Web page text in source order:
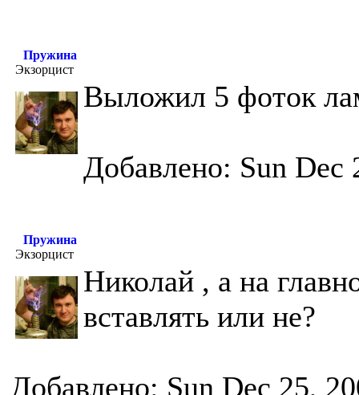
Пружина
Экзорцист
Выложил 5 фоток
Добавлено: Sun Dec
Пружина
Экзорцист
Николай , а на
вставлять или не?
Добавлено: Sun Dec 25,